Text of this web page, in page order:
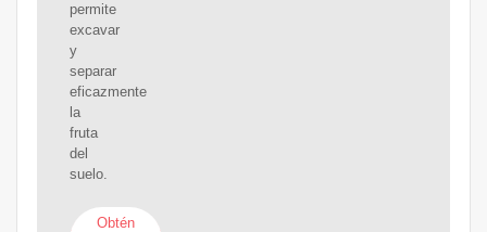
permite
excavar
y
separar
eficazmente
la
fruta
del
suelo.
Obtén